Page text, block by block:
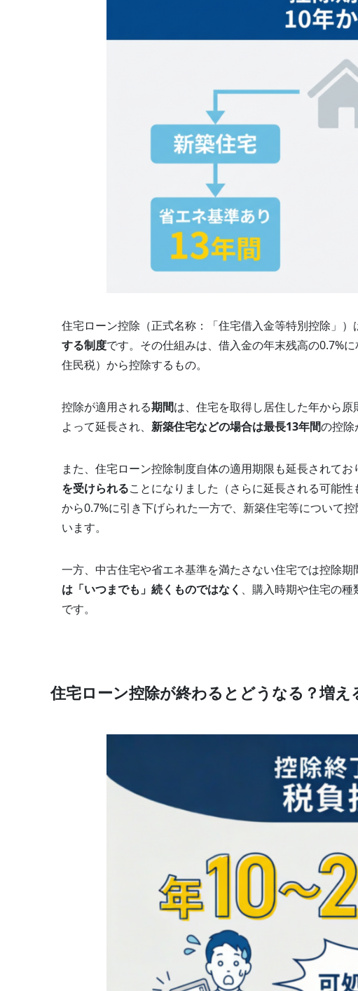
住宅ローン控除（正式名称：「住宅借入金等特別控除」）
する制度です。その仕組みは、借入金の年末残高の0.7%
住民税）から控除するもの。
控除が適用される期間は、住宅を取得し居住した年から原
よって延長され、 新築住宅などの場合は最長13年間の控除
また、住宅ローン控除制度自体の適用期限も延長されてお
を受けられることになりました（さらに延長される可能
から0.7%に引き下げられた一方で、新築住宅等について
います。
一方、中古住宅や省エネ基準を満たさない住宅では控除
は「いつまでも」続くものではなく 、購入時期や住宅の種
です。
住宅ローン控除が終わるとどうなる？増え